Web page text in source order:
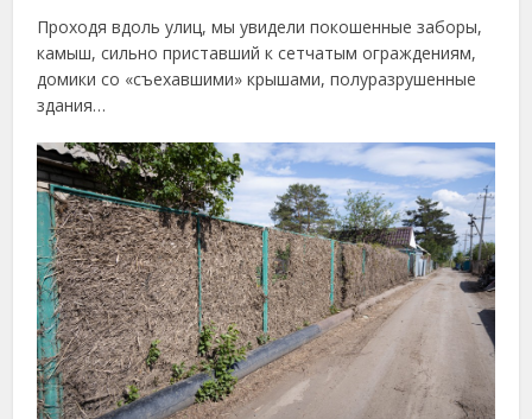
Проходя вдоль улиц, мы увидели покошенные заборы,
камыш, сильно приставший к сетчатым ограждениям,
домики со «съехавшими» крышами, полуразрушенные
здания…